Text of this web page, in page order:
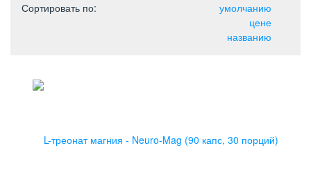
Сортировать по:
умолчанию
цене
названию